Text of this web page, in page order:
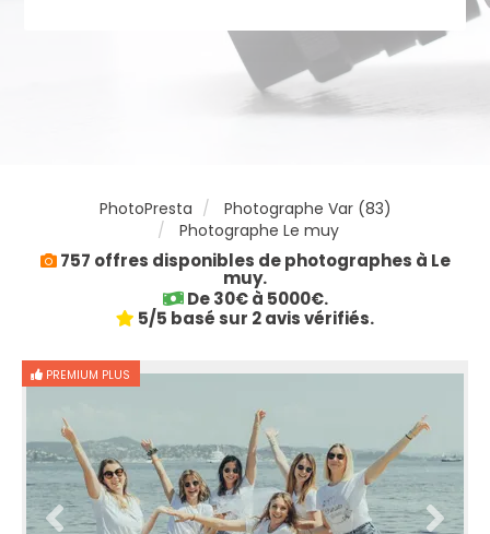
PhotoPresta
Photographe Var (83)
Photographe Le muy
757 offres disponibles de photographes à Le
muy.
De 30€ à 5000€.
5/5 basé sur 2 avis vérifiés.
PREMIUM PLUS